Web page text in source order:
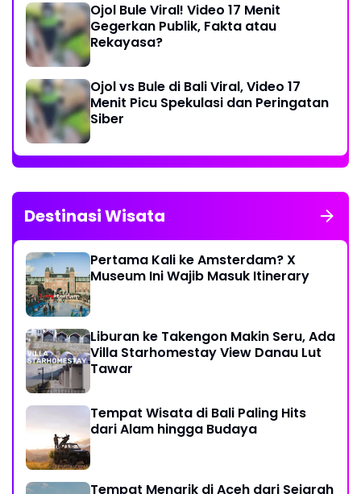
Ojol Bule Viral! Video 17 Menit
Gegerkan Publik, Fakta atau
Rekayasa?
Ojol vs Bule di Bali Viral, Video 17
Menit Picu Spekulasi dan Peringatan
Siber
Destinasi Wisata
Pertama Kali ke Amsterdam? X
Museum Ini Wajib Masuk Itinerary
Liburan ke Takengon Makin Seru, Ada
Villa Starhomestay View Danau Lut
Tawar
Tempat Wisata di Bali Paling Hits
dari Alam hingga Budaya
Tempat Menarik di Aceh dari Sejarah